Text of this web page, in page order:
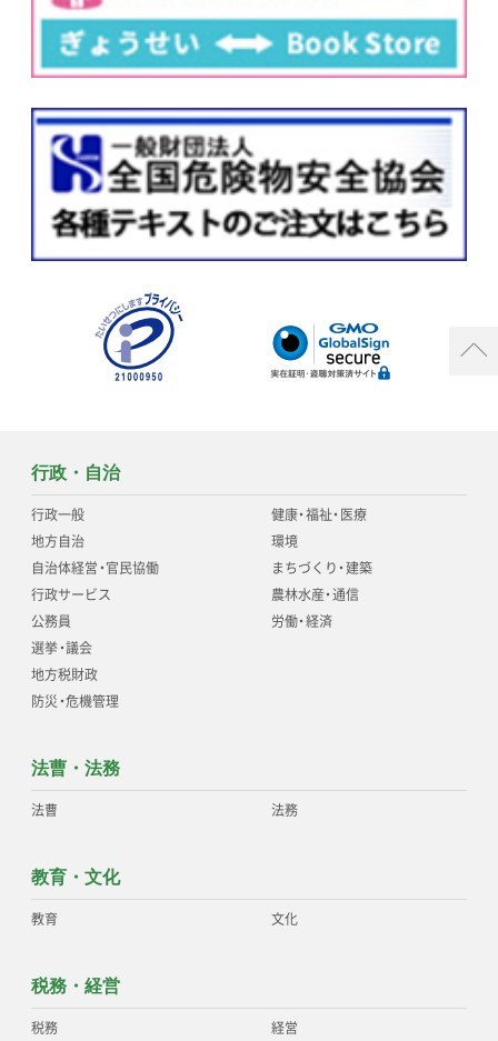
行政・自治
行政一般
地方自治
自治体経営・官民協働
行政サービス
公務員
選挙・議会
地方税財政
防災・危機管理
健康・福祉・医療
環境
まちづくり・建築
農林水産・通信
労働・経済
法曹・法務
法曹 法務
教育・文化
教育 文化
税務・経営
税務 経営